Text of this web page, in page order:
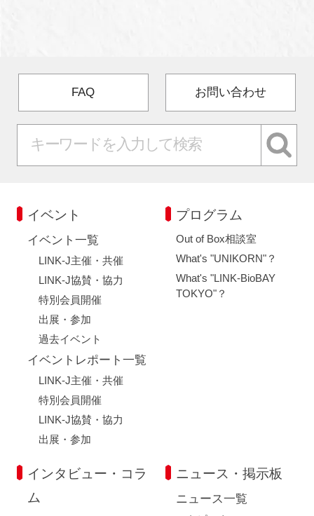
FAQ お問い合わせ
イベント
イベント一覧
LINK-J主催・共催
LINK-J協賛・協力
特別会員開催
出展・参加
過去イベント
イベントレポート一覧
LINK-J主催・共催
特別会員開催
LINK-J協賛・協力
出展・参加
プログラム
Out of Box相談室
What's "UNIKORN"？
What's "LINK-BioBAY
TOKYO"？
インタビュー・コラ
ム
ニュース・掲示板
ニュース一覧